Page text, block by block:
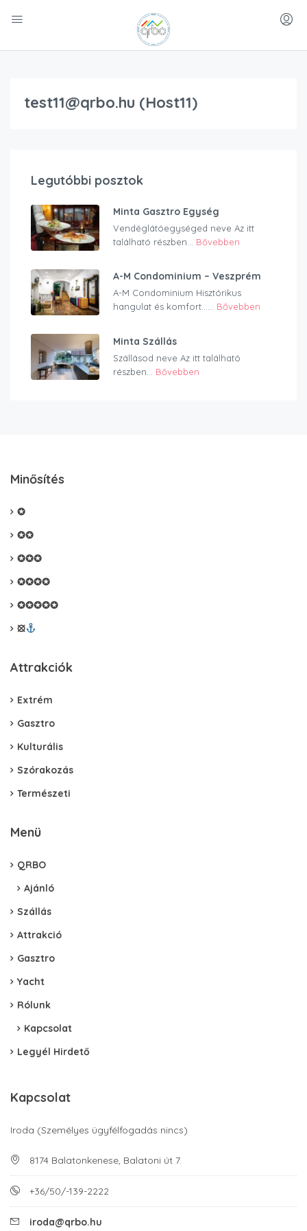
test11@qrbo.hu (Host11)
Legutóbbi posztok
Minta Gasztro Egység
Vendéglátóegységed neve Az itt
található részben... Bővebben
A-M Condominium – Veszprém
A-M Condominium Hisztórikus
hangulat és komfort…... Bővebben
Minta Szállás
Szállásod neve Az itt található
részben... Bővebben
Minősítés
✪
✪✪
✪✪✪
✪✪✪✪
✪✪✪✪✪
⦻
Attrakciók
Extrém
Gasztro
Kulturális
Szórakozás
Természeti
Menü
QRBO
Ajánló
Szállás
Attrakció
Gasztro
Yacht
Rólunk
Kapcsolat
Legyél Hirdető
Kapcsolat
Iroda (Személyes ügyfélfogadás nincs)
8174 Balatonkenese, Balatoni út 7.
+36/50/-139-2222
iroda@qrbo.hu